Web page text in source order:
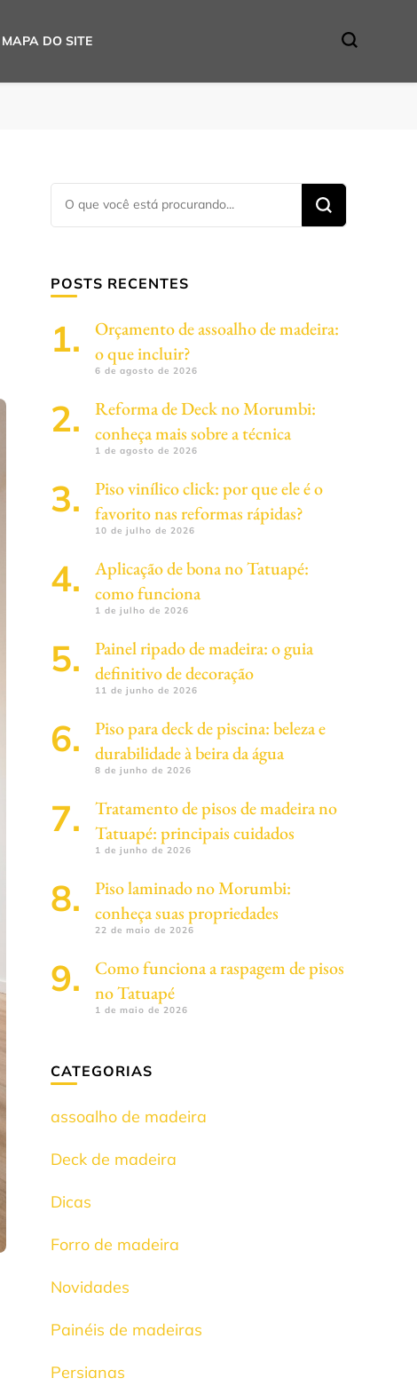
MAPA DO SITE
Procurando
algo?
POSTS RECENTES
Orçamento de assoalho de madeira:
o que incluir?
6 de agosto de 2026
Reforma de Deck no Morumbi:
conheça mais sobre a técnica
1 de agosto de 2026
Piso vinílico click: por que ele é o
favorito nas reformas rápidas?
10 de julho de 2026
Aplicação de bona no Tatuapé:
como funciona
1 de julho de 2026
Painel ripado de madeira: o guia
definitivo de decoração
11 de junho de 2026
Piso para deck de piscina: beleza e
durabilidade à beira da água
8 de junho de 2026
Tratamento de pisos de madeira no
Tatuapé: principais cuidados
1 de junho de 2026
Piso laminado no Morumbi:
conheça suas propriedades
22 de maio de 2026
Como funciona a raspagem de pisos
no Tatuapé
1 de maio de 2026
CATEGORIAS
assoalho de madeira
Deck de madeira
Dicas
Forro de madeira
Novidades
Painéis de madeiras
Persianas